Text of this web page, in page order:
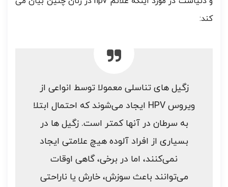
کند:
زگیل‌ های تناسلی معمولا توسط انواعی از
ویروس HPV ایجاد می‌شوند که احتمال ابتلا
به سرطان در آنها کمتر است. زگیل‌ ها در
بسیاری از افراد آلوده هیچ علامتی ایجاد
نمی‌کنند، اما در برخی، گاهی اوقات
می‌توانند باعث سوزش، خارش یا ناراحتی